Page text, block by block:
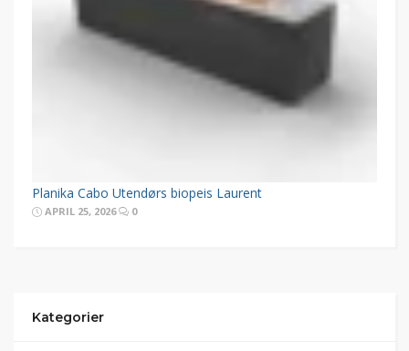
Planika Cabo Utendørs biopeis Laurent
APRIL 25, 2026 0
Kategorier